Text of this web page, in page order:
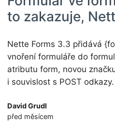
to zakazuje,
Nette Forms 3.3 přidává
vnoření formuláře do
atributu form, novou
i souvislost s POST odkazy.
David Grudl
před měsícem